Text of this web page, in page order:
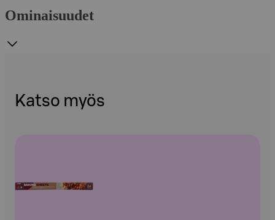
Ominaisuudet
Katso myös